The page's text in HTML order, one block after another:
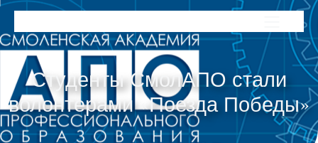
Студенты СмолАПО стали
волонтерами «Поезда Победы»